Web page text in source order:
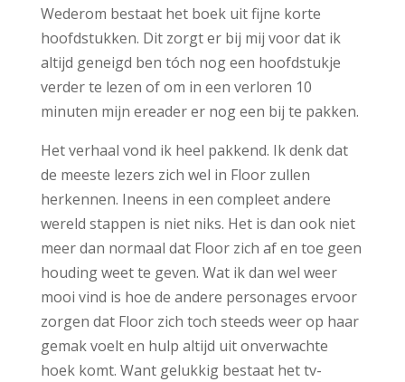
Wederom bestaat het boek uit fijne korte
hoofdstukken. Dit zorgt er bij mij voor dat ik
altijd geneigd ben tóch nog een hoofdstukje
verder te lezen of om in een verloren 10
minuten mijn ereader er nog een bij te pakken.
Het verhaal vond ik heel pakkend. Ik denk dat
de meeste lezers zich wel in Floor zullen
herkennen. Ineens in een compleet andere
wereld stappen is niet niks. Het is dan ook niet
meer dan normaal dat Floor zich af en toe geen
houding weet te geven. Wat ik dan wel weer
mooi vind is hoe de andere personages ervoor
zorgen dat Floor zich toch steeds weer op haar
gemak voelt en hulp altijd uit onverwachte
hoek komt. Want gelukkig bestaat het tv-